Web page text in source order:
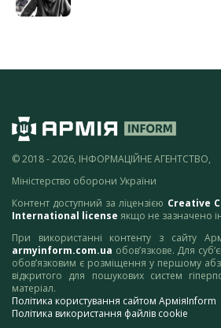
© 2018 - 2026, ІНФОРМАЦІЙНЕ АГЕНТСТВО,
Міністерство оборони України
Контент доступний за ліцензією Creative
International license якщо не зазначено
При використанні контенту з сайту
armyinform.com.ua обов’язкове. Для
обов’язковим є розміщення у першому
відкритого для пошукових систем
матеріал.
Політика користування сайтом АрміяInform
Політика використання файлів cookie